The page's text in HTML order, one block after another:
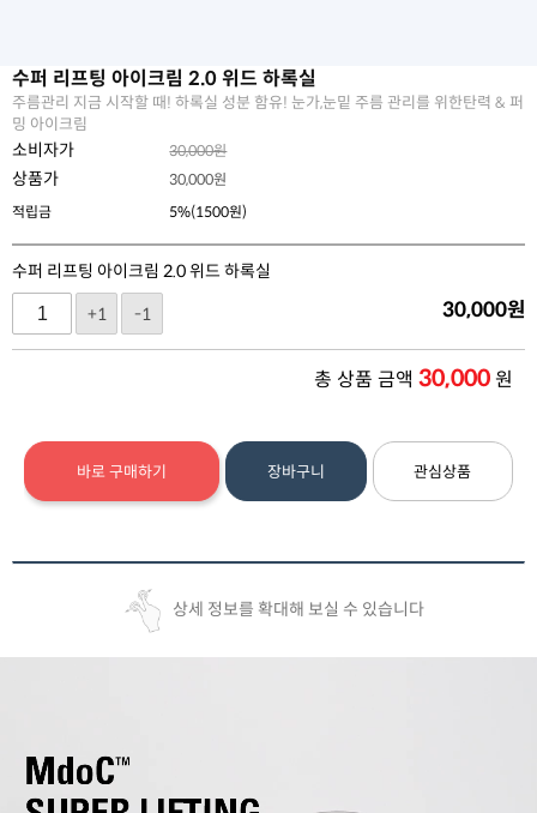
수퍼 리프팅 아이크림 2.0 위드 하록실
주름관리 지금 시작할 때! 하록실 성분 함유! 눈가,눈밑 주름 관리를 위한탄력 & 퍼
밍 아이크림
소비자가 30,000원
상품가 30,000원
적립금
5%(1500원)
수퍼 리프팅 아이크림 2.0 위드 하록실
+1
-1 30,000원
총 상품 금액 30,000원
바로 구매하기 장바구니 관심상품
상세 정보를 확대해 보실 수 있습니다